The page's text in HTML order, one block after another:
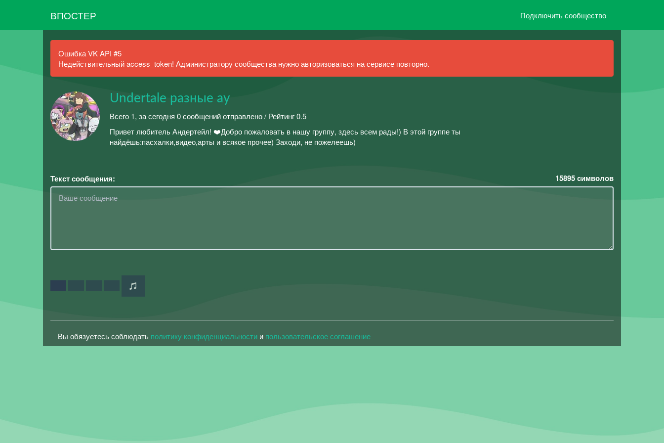
ВПОСТЕР Подключить сообщество
Ошибка VK API #5
Недействительный access_token! Администратору сообщества нужно авторизоваться на сервисе повторно.
Undertale разные ау
Всего 1, за сегодня 0 сообщений отправлено / Рейтинг 0.5
Привет любитель Андертейл! ❤️Добро пожаловать в нашу группу, здесь всем рады!) В этой группе ты
найдёшь:пасхалки,видео,арты и всякое прочее) Заходи, не пожелеешь)
Текст сообщения: 15895символов
Вы обязуетесь соблюдать политику конфиденциальности и пользовательское соглашение